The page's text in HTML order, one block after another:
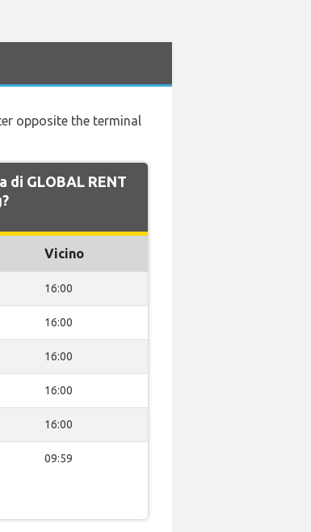
opposite the terminal
di GLOBAL RENT
Vicino
16:00
16:00
16:00
16:00
16:00
09:59